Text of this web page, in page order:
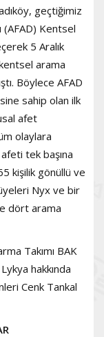
geçtiğimiz
(AFAD) Kentsel
5 Aralık
arama
Böylece AFAD
sahip olan ilk
afet
olaylara
tek başına
kişilik gönüllü ve
üyeleri Nyx ve bir
dört arama
Takımı BAK
hakkında
Cenk Tankal